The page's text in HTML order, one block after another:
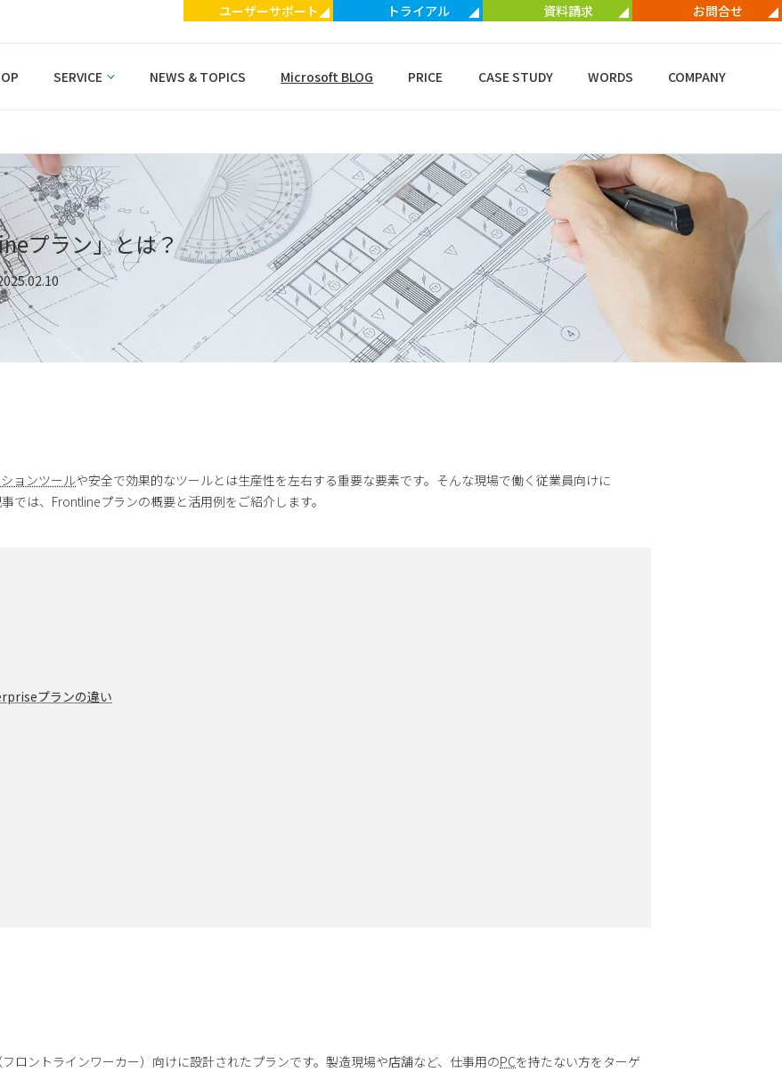
ユーザーサポート トライアル 資料請求 お問合せ
SERVICE
SERVICE（サービス一覧）
・掲示板
・座席予約
・組織階層型アドレス帳
・組織階層型カレンダー
・誤送信防止ツール
・Agent for Microsoft 365
・Catch Apps
NEWS & TOPICS Microsoft BLOG PRICE CASE STUDY WORDS COMPANY
プラン」とは？
ョンツールや安全で効果的なツールとは生産性を左右する重要な要素です。そんな現場で働く従業員向けに
では、Frontlineプランの概要と活用例をご紹介します。
プランの違い
ロントラインワーカー）向けに設計されたプランです。製造現場や店舗など、仕事用のPCを持たない方をターゲ